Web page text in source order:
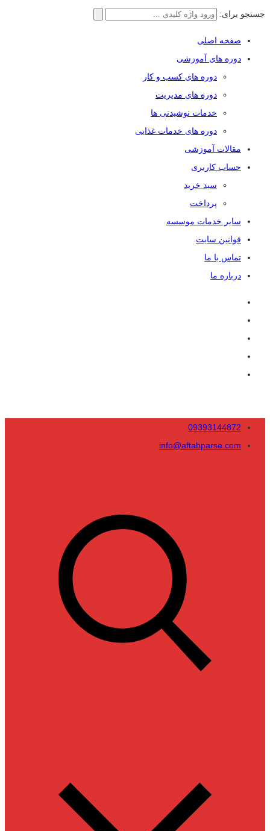
جستجو برای:
صفحه اصلی
دوره های آموزشی
دوره های کسب و کار
دوره های مدیریت
خدمات نوشیدنی ها
دوره های خدمات غذایی
مقالات آموزشی
حساب کاربری
سبد خرید
پرداخت
سایر خدمات موسسه
قوانین سایت
تماس با ما
درباره ما
09393144872
info@aftabparse.com